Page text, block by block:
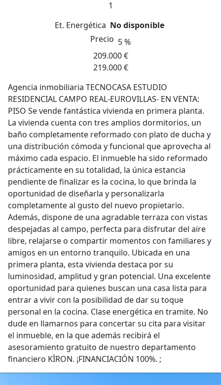
1
Et. Energética No disponible
Precio 5 %
209.000 €
219.000 €
Agencia inmobiliaria TECNOCASA ESTUDIO
RESIDENCIAL CAMPO REAL-EUROVILLAS- EN VENTA:
PISO Se vende fantástica vivienda en primera planta.
La vivienda cuenta con tres amplios dormitorios, un
baño completamente reformado con plato de ducha y
una distribución cómoda y funcional que aprovecha al
máximo cada espacio. El inmueble ha sido reformado
prácticamente en su totalidad, la única estancia
pendiente de finalizar es la cocina, lo que brinda la
oportunidad de diseñarla y personalizarla
completamente al gusto del nuevo propietario.
Además, dispone de una agradable terraza con vistas
despejadas al campo, perfecta para disfrutar del aire
libre, relajarse o compartir momentos con familiares y
amigos en un entorno tranquilo. Ubicada en una
primera planta, esta vivienda destaca por su
luminosidad, amplitud y gran potencial. Una excelente
oportunidad para quienes buscan una casa lista para
entrar a vivir con la posibilidad de dar su toque
personal en la cocina. Clase energética en tramite. No
dude en llamarnos para concertar su cita para visitar
el inmueble, en la que además recibirá el
asesoramiento gratuito de nuestro departamento
financiero KÌRON. ¡FINANCIACIÓN 100%. ;